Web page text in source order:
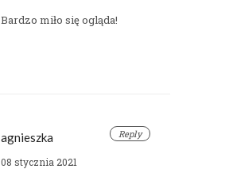
Bardzo miło się ogląda!
Reply
agnieszka
08 stycznia 2021